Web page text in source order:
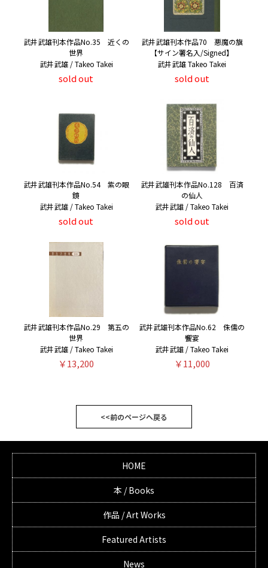
武井武雄刊本作品No.35 近くの
世界
武井武雄 / Takeo Takei
sold out
武井武雄刊本作品70 悪魔の旗
【サイン署名入/Signed】
武井武雄 Takeo Takei
sold out
武井武雄刊本作品No.54 紫の眼
鏡
武井武雄 / Takeo Takei
sold out
武井武雄刊本作品No.128 百済
の仙人
武井武雄 / Takeo Takei
sold out
武井武雄刊本作品No.29 第五の
世界
武井武雄 / Takeo Takei
￥13,200
武井武雄刊本作品No.62 侏儒の
饗宴
武井武雄 / Takeo Takei
￥11,000
<<前のページへ戻る
HOME
本 / Books
作品 / Art Works
Featured Artists
News